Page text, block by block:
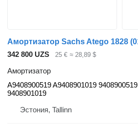
342 800 UZS 25 € ≈ 28,89 $
Амортизатор
A9408900519 A9408901019 9408900519
9408901019
Эстония, Tallinn